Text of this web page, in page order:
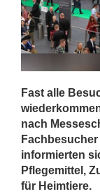
Fast alle
nach
Fachbesucher
informierten
Pflegemittel,
für Heimtiere.